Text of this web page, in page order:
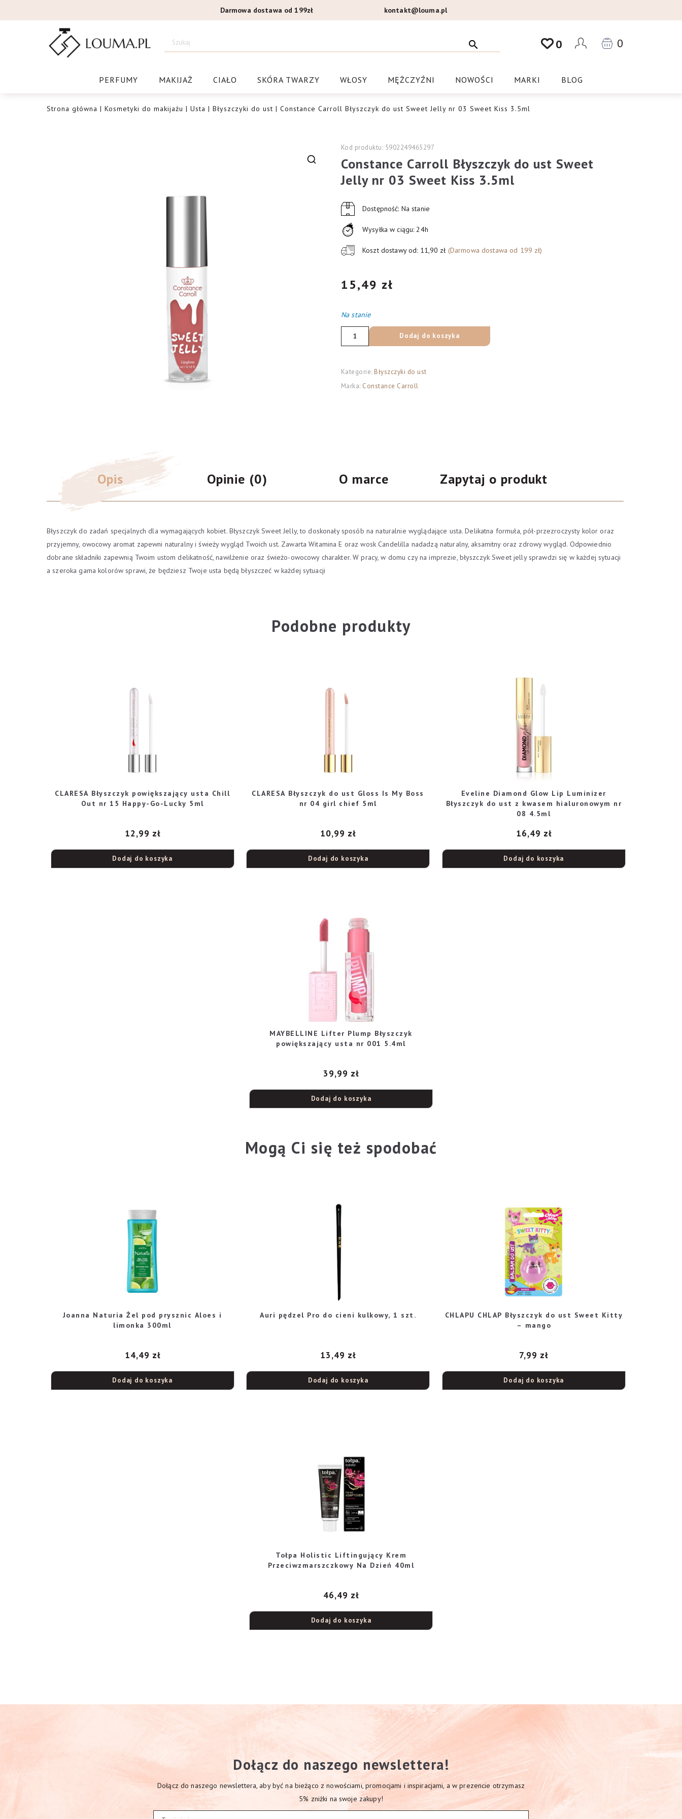
do
Darmowa dostawa od 199zł kontakt@louma.pl
Drogeria Louma.pl 0 0
PERFUMY MAKIJAŻ CIAŁO SKÓRA TWARZY WŁOSY MĘŻCZYŹNI NOWOŚCI MARKI BLOG
Strona główna | Kosmetyki do makijażu | Usta | Błyszczyki do ust | Constance Carroll Błyszczyk do ust Sweet Jelly nr 03 Sweet Kiss 3.5ml
Kod produktu: 5902249465297
Constance Carroll Błyszczyk do ust Sweet
Jelly nr 03 Sweet Kiss 3.5ml
Dostępność: Na stanie
Wysyłka w ciągu: 24h
Koszt dostawy od: 11,90 zł (Darmowa dostawa od 199 zł)
15,49 zł
Na stanie
ilość
Constance
Błyszczyk
do
Kiss
Dodaj do koszyka
Kategorie: Błyszczyki do ust
Marka: Constance Carroll
Opis Opinie (0) O marce Zapytaj o produkt
Błyszczyk do zadań specjalnych dla wymagających kobiet. Błyszczyk Sweet Jelly, to doskonały sposób na naturalnie wyglądające usta. Delikatna formuła, pół-przezroczysty kolor oraz
przyjemny, owocowy aromat zapewni naturalny i świeży wygląd Twoich ust. Zawarta Witamina E oraz wosk Candelilla nadadzą naturalny, aksamitny oraz zdrowy wygląd. Odpowiednio
dobrane składniki zapewnią Twoim ustom delikatność, nawilżenie oraz świeżo-owocowy charakter. W pracy, w domu czy na imprezie, błyszczyk Sweet jelly sprawdzi się w każdej sytuacji
a szeroka gama kolorów sprawi, że będziesz Twoje usta będą błyszczeć w każdej sytuacji
Podobne produkty
CLARESA Błyszczyk powiększający usta Chill
Out nr 15 Happy-Go-Lucky 5ml
12,99 zł
Dodaj do koszyka
CLARESA Błyszczyk do ust Gloss Is My Boss
nr 04 girl chief 5ml
10,99 zł
Dodaj do koszyka
Eveline Diamond Glow Lip Luminizer
Błyszczyk do ust z kwasem hialuronowym nr
08 4.5ml
16,49 zł
Dodaj do koszyka
MAYBELLINE Lifter Plump Błyszczyk
powiększający usta nr 001 5.4ml
39,99 zł
Dodaj do koszyka
Mogą Ci się też spodobać
Joanna Naturia Żel pod prysznic Aloes i
limonka 300ml
14,49 zł
Dodaj do koszyka
Auri pędzel Pro do cieni kulkowy, 1 szt.
13,49 zł
Dodaj do koszyka
CHLAPU CHLAP Błyszczyk do ust Sweet Kitty
– mango
7,99 zł
Dodaj do koszyka
Tołpa Holistic Liftingujący Krem
Przeciwzmarszczkowy Na Dzień 40ml
46,49 zł
Dodaj do koszyka
Dołącz do naszego newslettera!
Dołącz do naszego newslettera, aby być na bieżąco z nowościami, promocjami i inspiracjami, a w prezencie otrzymasz
5% zniżki na swoje zakupy!